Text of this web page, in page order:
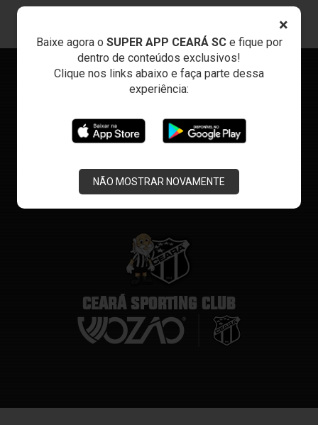
×
Baixe agora o SUPER APP CEARÁ SCe fique por
dentro de conteúdos exclusivos!
Clique nos links abaixo e faça parte dessa
experiência:
NÃO MOSTRAR NOVAMENTE
CEARÁ SPORTING CLUB